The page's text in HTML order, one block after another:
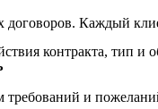
Каждый
контракта, тип
требований и